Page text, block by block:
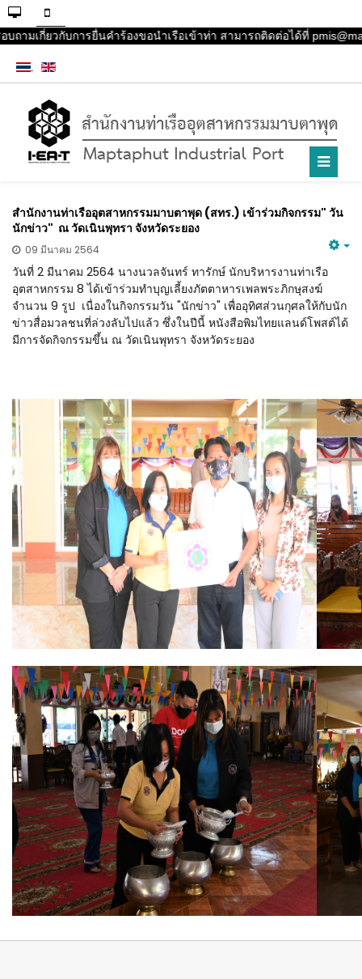
มเกี่ยวกับการยื่นคำร้องขอนำเรือเข้าท่า สามารถติดต่อได้ที่
สำนักงานท่าเรืออุตสาหกรรมมาบตาพุด (สทร.) เข้าร่วมกิจกรรม" วัน
นักข่าว" ณ วัดเนินพุทรา จังหวัดระยอง
09 มีนาคม 2564
วันที่ 2 มีนาคม 2564 นางนวลจันทร์ ทารักษ์ นักบริหารงานท่าเรือ
อุตสาหกรรม 8 ได้เข้าร่วมทำบุญเลี้ยงภัตตาหารเพลพระภิกษุสงฆ์
จำนวน 9 รูป เนื่องในกิจกรรมวัน "นักข่าว" เพื่ออุทิศส่วนกุศลให้กับนัก
ข่าวสื่อมวลชนที่ล่วงลับไปแล้ว ซึ่งในปีนี้ หนังสือพิมไทยแลนด์โพสต์ได้
มีการจัดกิจกรรมขึ้น ณ วัดเนินพุทรา จังหวัดระยอง